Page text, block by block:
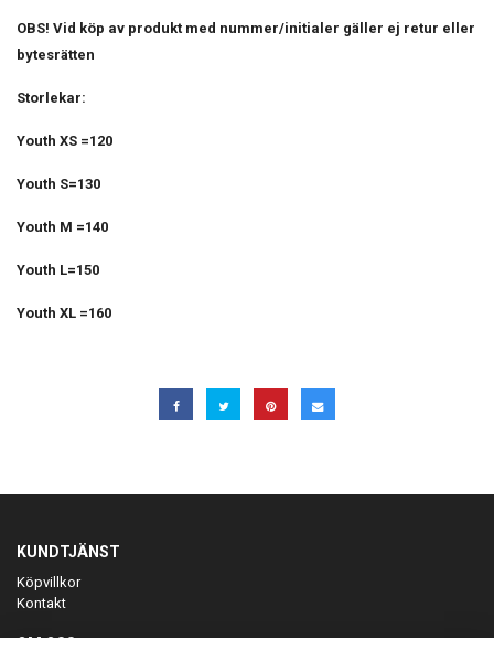
OBS! Vid köp av produkt med nummer/initialer gäller ej retur eller
bytesrätten
Storlekar:
Youth XS =120
Youth S=130
Youth M =140
Youth L=150
Youth XL =160
KUNDTJÄNST
Köpvillkor
Kontakt
OM OSS